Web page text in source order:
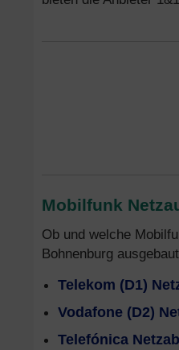
Mobilfunk
Ob und welche
Bohnenburg
Telekom (D1)
Vodafone (D2)
Telefónica